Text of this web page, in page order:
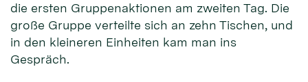
die ersten Gruppenaktionen am zweiten Tag. Die
große Gruppe verteilte sich an zehn Tischen, und
in den kleineren Einheiten kam man ins
Gespräch.